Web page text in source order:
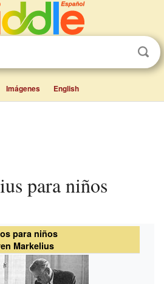
Imágenes English
para niños
para niños
Markelius